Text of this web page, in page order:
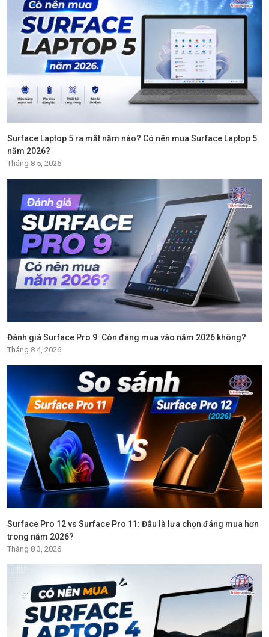
Surface Laptop 5 ra mắt năm nào? Có nên mua Surface Laptop 5
năm 2026?
Tháng 8 5, 2026
Đánh giá Surface Pro 9: Còn đáng mua vào năm 2026 không?
Tháng 8 4, 2026
Surface Pro 12 vs Surface Pro 11: Đâu là lựa chọn đáng mua hơn
trong năm 2026?
Tháng 8 3, 2026